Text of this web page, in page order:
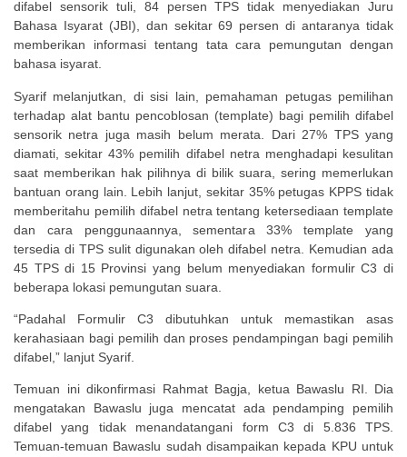
difabel sensorik tuli, 84 persen TPS tidak menyediakan Juru
Bahasa Isyarat (JBI), dan sekitar 69 persen di antaranya tidak
memberikan informasi tentang tata cara pemungutan dengan
bahasa isyarat.
Syarif melanjutkan, di sisi lain, pemahaman petugas pemilihan
terhadap alat bantu pencoblosan (template) bagi pemilih difabel
sensorik netra juga masih belum merata. Dari 27% TPS yang
diamati, sekitar 43% pemilih difabel netra menghadapi kesulitan
saat memberikan hak pilihnya di bilik suara, sering memerlukan
bantuan orang lain. Lebih lanjut, sekitar 35% petugas KPPS tidak
memberitahu pemilih difabel netra tentang ketersediaan template
dan cara penggunaannya, sementara 33% template yang
tersedia di TPS sulit digunakan oleh difabel netra. Kemudian ada
45 TPS di 15 Provinsi yang belum menyediakan formulir C3 di
beberapa lokasi pemungutan suara.
“Padahal Formulir C3 dibutuhkan untuk memastikan asas
kerahasiaan bagi pemilih dan proses pendampingan bagi pemilih
difabel,” lanjut Syarif.
Temuan ini dikonfirmasi Rahmat Bagja, ketua Bawaslu RI. Dia
mengatakan Bawaslu juga mencatat ada pendamping pemilih
difabel yang tidak menandatangani form C3 di 5.836 TPS.
Temuan-temuan Bawaslu sudah disampaikan kepada KPU untuk